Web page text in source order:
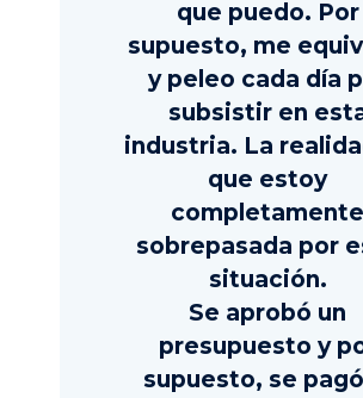
que puedo. Por
supuesto, me
y peleo cada día
subsistir en
industria. La
que estoy
completamente
sobrepasada por
situación.
Se aprobó un
presupuesto y
supuesto, se